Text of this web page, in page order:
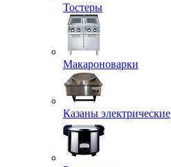
Тостеры
Макароноварки
Казаны электрические